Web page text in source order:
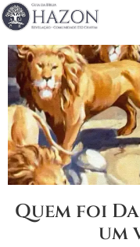
Quem foi
um